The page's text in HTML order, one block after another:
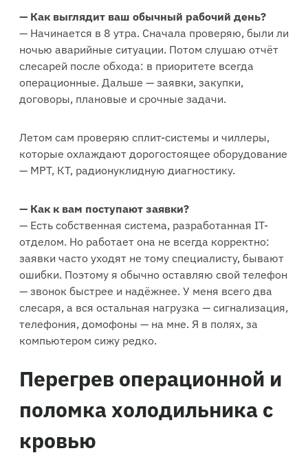
— Как выглядит ваш обычный рабочий день?
— Начинается в 8 утра. Сначала проверяю, были ли
ночью аварийные ситуации. Потом слушаю отчёт
слесарей после обхода: в приоритете всегда
операционные. Дальше — заявки, закупки,
договоры, плановые и срочные задачи.
Летом сам проверяю сплит-системы и чиллеры,
которые охлаждают дорогостоящее оборудование
— МРТ, КТ, радионуклидную диагностику.
— Как к вам поступают заявки?
— Есть собственная система, разработанная IT-
отделом. Но работает она не всегда корректно:
заявки часто уходят не тому специалисту, бывают
ошибки. Поэтому я обычно оставляю свой телефон
— звонок быстрее и надёжнее. У меня всего два
слесаря, а вся остальная нагрузка — сигнализация,
телефония, домофоны — на мне. Я в полях, за
компьютером сижу редко.
Перегрев операционной и
поломка холодильника с
кровью